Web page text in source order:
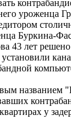
уроженца
Буркина-
43 лет
названием
у